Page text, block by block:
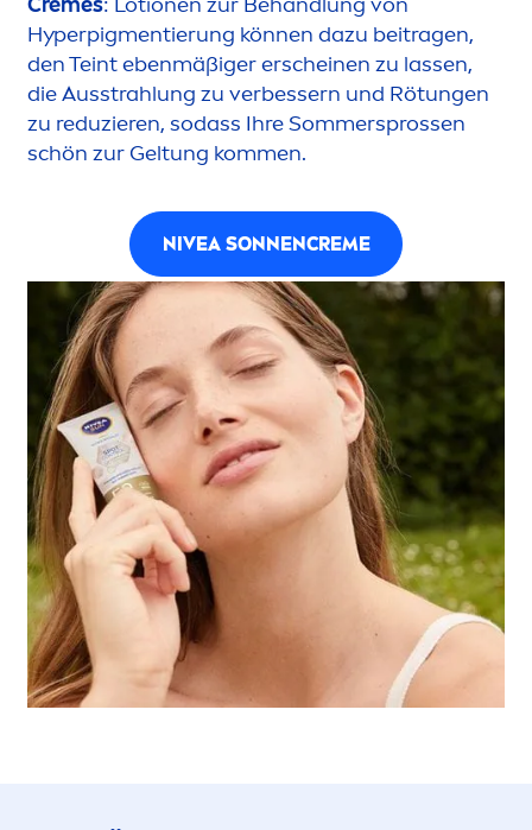
Hyperpigmentierung können dazu beitragen,
den Teint ebenmäßiger erscheinen zu lassen,
die Ausstrahlung zu verbessern und Rötungen
zu reduzieren, sodass Ihre Sommersprossen
schön zur Geltung kommen.
NIVEASONNENCREME